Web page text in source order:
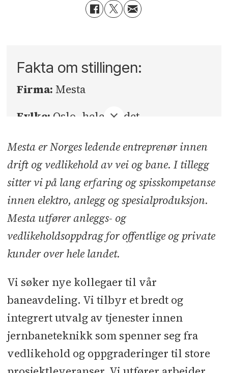
Fakta om stillingen:
Firma: Mesta
Fylke: Oslo, hele landet
Sted:Oslo / prosjektbasert
Søknadsfrist:31.10.2025
Mesta er Norges ledende entreprenør innen
drift og vedlikehold av vei og bane. I tillegg
sitter vi på lang erfaring og spisskompetanse
innen elektro, anlegg og spesialproduksjon.
Mesta utfører anleggs- og
vedlikeholdsoppdrag for offentlige og private
kunder over hele landet.
Vi søker nye kollegaer til vår
baneavdeling. Vi tilbyr et bredt og
integrert utvalg av tjenester innen
jernbaneteknikk som spenner seg fra
vedlikehold og oppgraderinger til store